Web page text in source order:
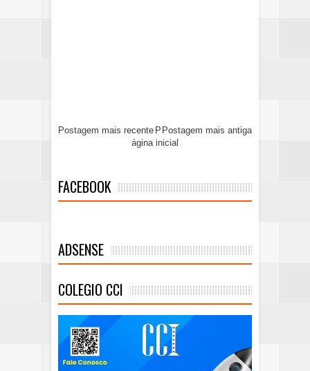
Postagem mais recente Postagem mais antiga
P
ágina inicial
FACEBOOK
ADSENSE
COLEGIO CCI